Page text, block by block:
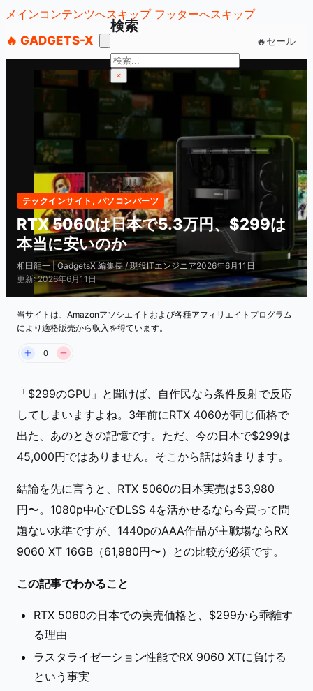
メインコンテンツへスキップ フッターへスキップ
🔥 GADGETS-X
🔥セール
検索
検
索×
NVIDIA GeForce RTX 5060。GB206チップ・8GB
GDDR7・3,840 CUDAコアを搭載し、$299 MSRPで
年5月に発売（出典：NVIDIA）
テックインサイト , パソコンパーツ
RTX 5060は日本で5.3万円、$299は
本当に安いのか
相田龍一 | GadgetsX 編集長 / 現役ITエンジニア2026年6月11日
更新: 2026年6月11日
当サイトは、Amazonアソシエイトおよび各種アフィリエイトプログラム
により適格販売から収入を得ています。
0
「$299のGPU」と聞けば、自作民なら条件反射で反応
してしまいますよね。3年前にRTX 4060が同じ価格で
出た、あのときの記憶です。ただ、今の日本で$299は
45,000円ではありません。そこから話は始まります。
結論を先に言うと、RTX 5060の日本実売は53,980
円〜。1080p中心でDLSS 4を活かせるなら今買って問
題ない水準ですが、1440pのAAA作品が主戦場ならRX
9060 XT 16GB（61,980円〜）との比較が必須です。
この記事でわかること
RTX 5060の日本での実売価格と、$299から乖離す
る理由
ラスタライゼーション性能でRX 9060 XTに負ける
という事実